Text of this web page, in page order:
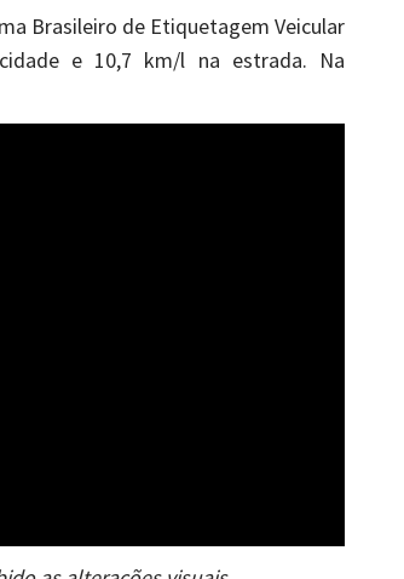
Brasileiro de Etiquetagem Veicular
e 10,7 km/l na estrada. Na